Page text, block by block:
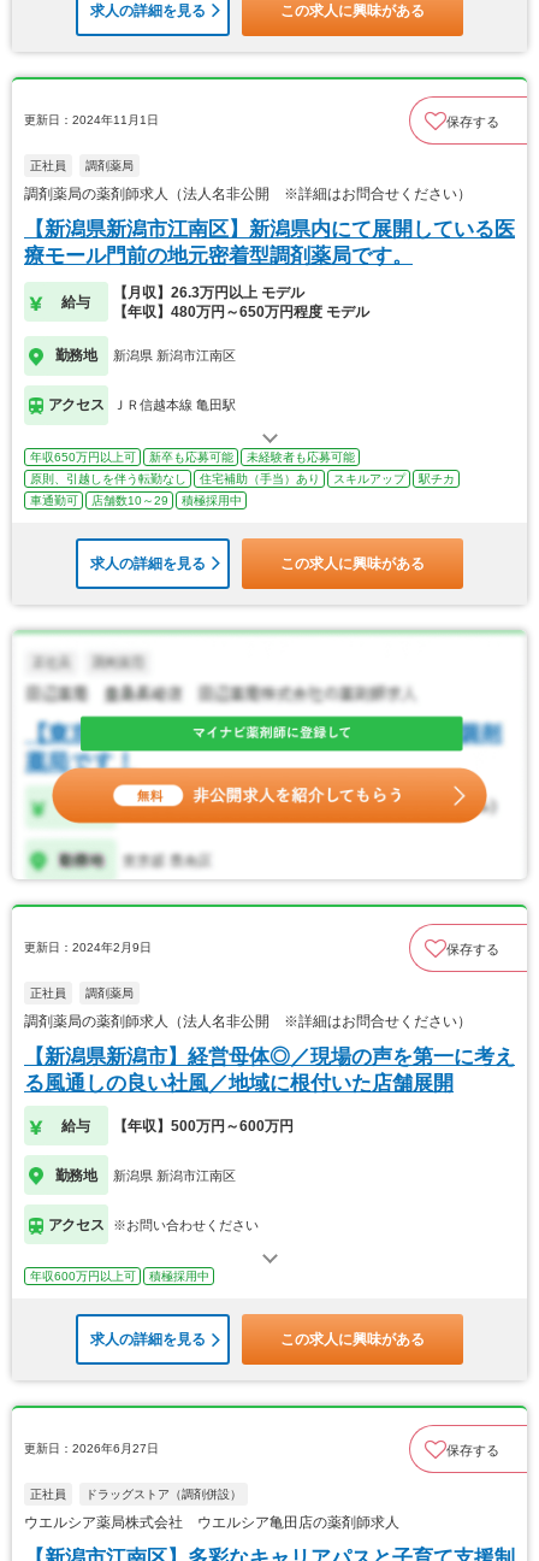
求人の詳細を見る この求人に興味がある
更新日：2024年11月1日 保存する
正社員 調剤薬局
調剤薬局の薬剤師求人（法人名非公開 ※詳細はお問合せください）
【新潟県新潟市江南区】新潟県内にて展開している医
療モール門前の地元密着型調剤薬局です。
給与
【月収】26.3万円以上 モデル
【年収】480万円～650万円程度 モデル
勤務地 新潟県 新潟市江南区
アクセス ＪＲ信越本線 亀田駅
年収650万円以上可 新卒も応募可能
未経験者も応募可能
原則、引越しを伴う転勤なし
住宅補助（手当）あり スキルアップ
駅チカ
車通勤可
店舗数10～29 積極採用中
求人の詳細を見る この求人に興味がある
更新日：2024年2月9日 保存する
正社員 調剤薬局
調剤薬局の薬剤師求人（法人名非公開 ※詳細はお問合せください）
【新潟県新潟市】経営母体◎／現場の声を第一に考え
る風通しの良い社風／地域に根付いた店舗展開
給与 【年収】500万円～600万円
勤務地 新潟県 新潟市江南区
アクセス ※お問い合わせください
年収600万円以上可 積極採用中
求人の詳細を見る この求人に興味がある
更新日：2026年6月27日 保存する
正社員 ドラッグストア（調剤併設）
ウエルシア薬局株式会社 ウエルシア亀田店の薬剤師求人